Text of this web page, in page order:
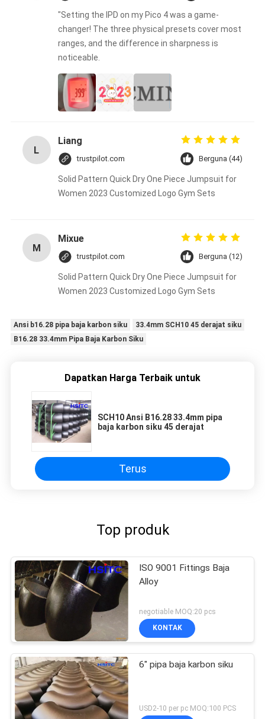
"Setting the IPD on my Pico 4 was a game-
changer! The three physical presets cover most
ranges, and the difference in sharpness is
noticeable.
L
Liang
trustpilot.com Berguna (44)
Solid Pattern Quick Dry One Piece Jumpsuit for
Women 2023 Customized Logo Gym Sets
M
Mixue
trustpilot.com Berguna (12)
Solid Pattern Quick Dry One Piece Jumpsuit for
Women 2023 Customized Logo Gym Sets
Ansi b16.28 pipa baja karbon siku
33.4mm SCH10 45 derajat siku
B16.28 33.4mm Pipa Baja Karbon Siku
Dapatkan Harga Terbaik untuk
SCH10 Ansi B16.28 33.4mm pipa
baja karbon siku 45 derajat
Terus
Top produk
ISO 9001 Fittings Baja
Alloy
negotiable MOQ:20 pcs
KONTAK
6" pipa baja karbon siku
USD2-10 per pc MOQ:100 PCS